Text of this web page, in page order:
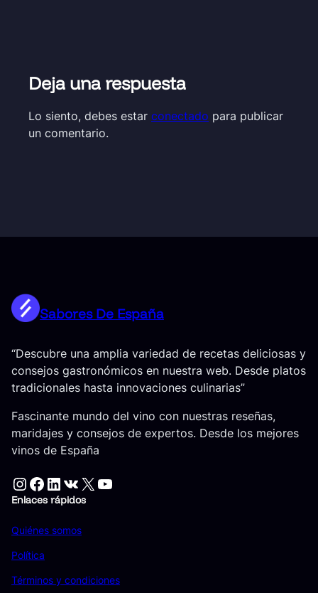
Deja una respuesta
Lo siento, debes estar conectado para publicar
un comentario.
Sabores De España
“Descubre una amplia variedad de recetas deliciosas y
consejos gastronómicos en nuestra web. Desde platos
tradicionales hasta innovaciones culinarias”
Fascinante mundo del vino con nuestras reseñas,
maridajes y consejos de expertos. Desde los mejores
vinos de España
Instagram Facebook LinkedIn VK X YouTube
Enlaces rápidos
Quiénes somos
Política
Términos y condiciones